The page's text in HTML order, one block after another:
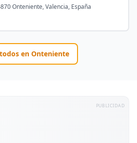
Onteniente, Valencia, España
en Onteniente
PUBLICIDAD